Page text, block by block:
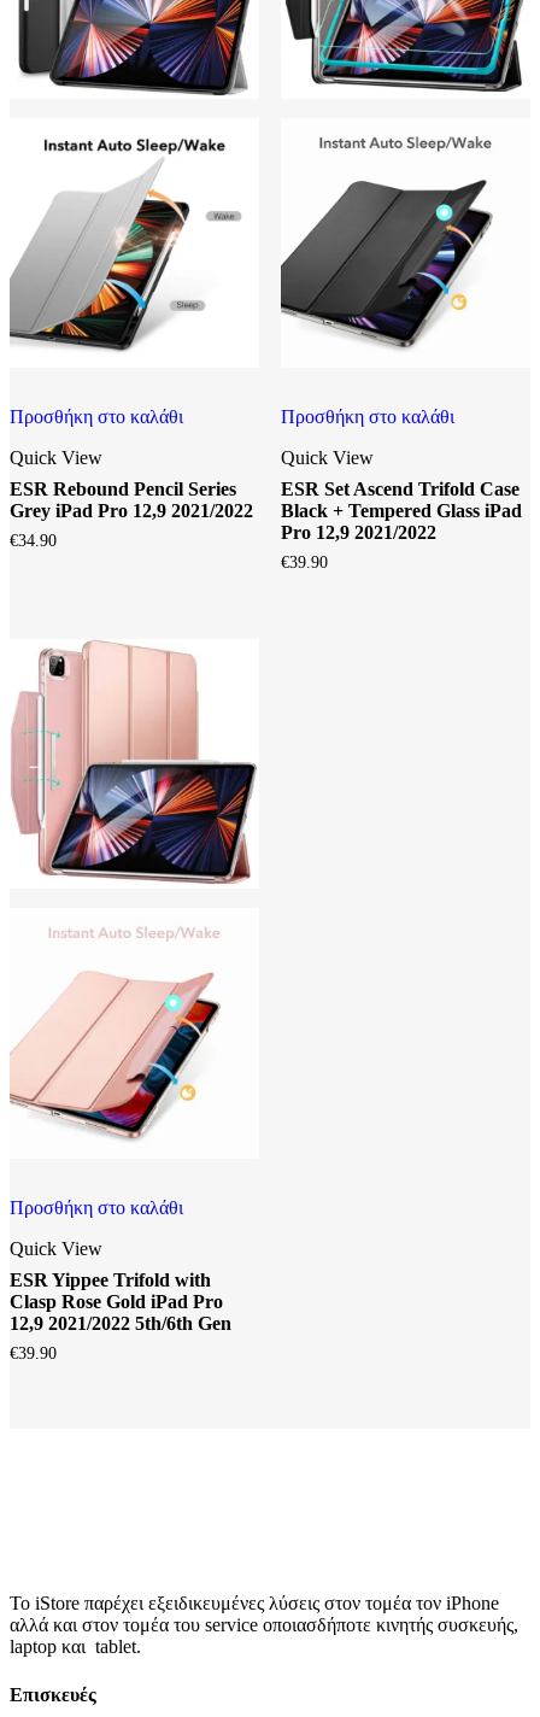
Προσθήκη στο καλάθι
Quick View
ESR Rebound Pencil Series
Grey iPad Pro 12,9 2021/2022
€34.90
Προσθήκη στο καλάθι
Quick View
ESR Set Ascend Trifold Case
Black + Tempered Glass iPad
Pro 12,9 2021/2022
€39.90
Προσθήκη στο καλάθι
Quick View
ESR Yippee Trifold with
Clasp Rose Gold iPad Pro
12,9 2021/2022 5th/6th Gen
€39.90
Το iStore παρέχει εξειδικευμένες λύσεις στον τομέα τον iPhone
αλλά και στον τομέα του service οποιασδήποτε κινητής συσκευής,
laptop και tablet.
Επισκευές